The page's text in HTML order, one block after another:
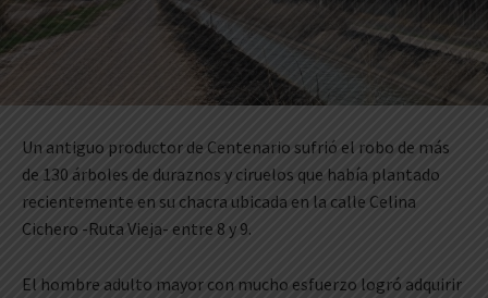
Un antiguo productor de Centenario sufrió el robo de más
de 130 árboles de duraznos y ciruelos que había plantado
recientemente en su chacra ubicada en la calle Celina
Cichero -Ruta Vieja- entre 8 y 9.
El hombre adulto mayor con mucho esfuerzo logró adquirir